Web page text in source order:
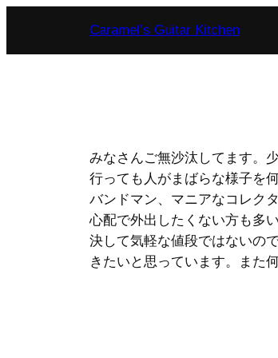
を
Caramel’s Guitar Kitchen
みなさんご無沙汰してます。
行っても人がまばらな様子を
バンドマン、マニアなコレク
心配で外出したくない方も多
決して気軽な値段ではないの
きたいと思っています。また